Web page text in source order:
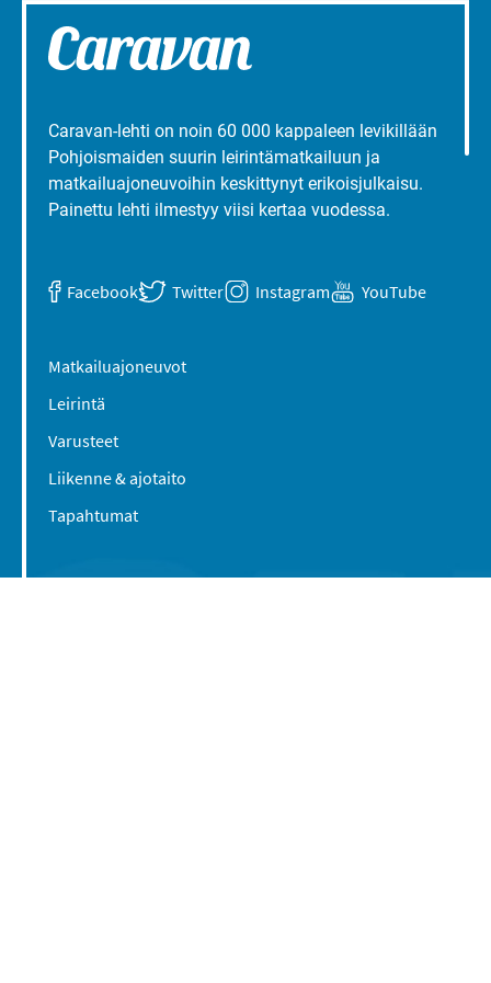
Caravan-lehti on noin 60 000 kappaleen levikillään
Pohjoismaiden suurin leirintämatkailuun ja
matkailuajoneuvoihin keskittynyt erikoisjulkaisu.
Painettu lehti ilmestyy viisi kertaa vuodessa.
Facebook Twitter Instagram YouTube
Matkailuajoneuvot
Leirintä
Varusteet
Liikenne & ajotaito
Tapahtumat